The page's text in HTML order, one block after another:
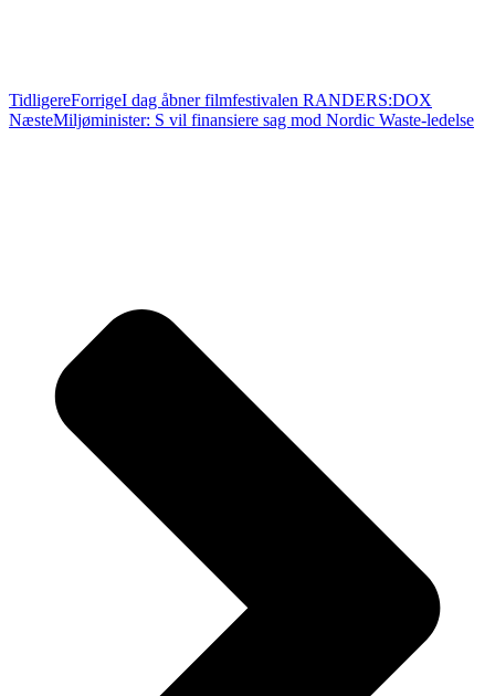
TidligereForrigeI dag åbner filmfestivalen RANDERS:DOX
NæsteMiljøminister: S vil finansiere sag mod Nordic Waste-ledelse